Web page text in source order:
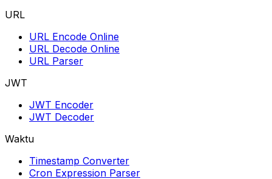
URL
URL Encode Online
URL Decode Online
URL Parser
JWT
JWT Encoder
JWT Decoder
Waktu
Timestamp Converter
Cron Expression Parser